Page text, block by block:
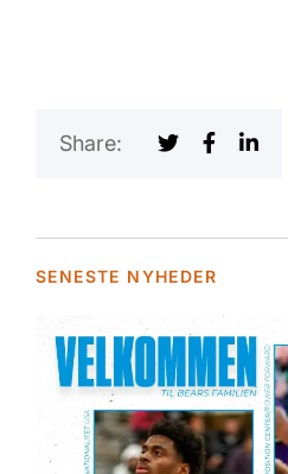
Share:
SENESTE NYHEDER